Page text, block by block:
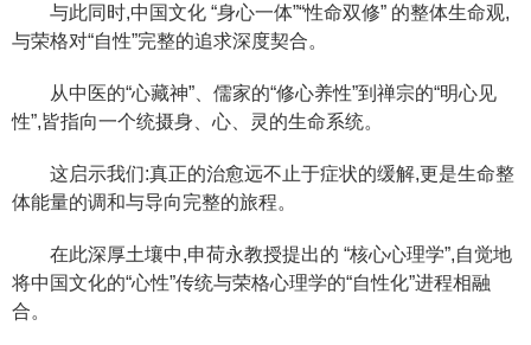
与此同时,中国文化 “身心一体”“性命双修” 的整体生命观,
与荣格对“自性”完整的追求深度契合。
从中医的“心藏神”、儒家的“修心养性”到禅宗的“明心见
性”,皆指向一个统摄身、心、灵的生命系统。
这启示我们:真正的治愈远不止于症状的缓解,更是生命整
体能量的调和与导向完整的旅程。
在此深厚土壤中,申荷永教授提出的 “核心心理学”,自觉地
将中国文化的“心性”传统与荣格心理学的“自性化”进程相融
合。